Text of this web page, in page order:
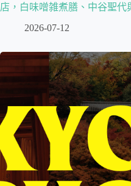
店，白味噌雑煮膳、中谷聖代
2026-07-12